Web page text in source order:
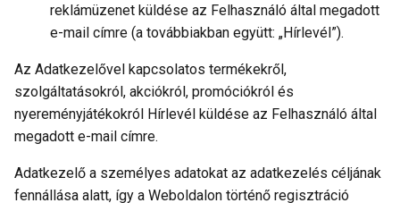
reklámüzenet küldése az Felhasználó által megadott
e-mail címre (a továbbiakban együtt: „Hírlevél”).
Az Adatkezelővel kapcsolatos termékekről,
szolgáltatásokról, akciókról, promóciókról és
nyereményjátékokról Hírlevél küldése az Felhasználó által
megadott e-mail címre.
Adatkezelő a személyes adatokat az adatkezelés céljának
fennállása alatt, így a Weboldalon történő regisztráció